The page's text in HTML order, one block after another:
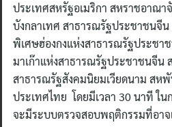
ประเทศสหรัฐอเมริกา สหราชอาณ
บังกลาเทศ สาธารณรัฐประชาชนจี
พิเศษฮ่องกงแห่งสาธารณรัฐประชา
มาเก๊าแห่งสาธารณรัฐประชาชนจีน
สาธารณรัฐสังคมนิยมเวียดนาม สหพั
ประเทศไทย โดยมีเวลา 30 นาที ใ
จะมีระบบตรวจสอบพฤติกรรมที่อาจ